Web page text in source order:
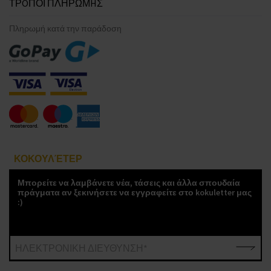
ΤΡOΠΟΙ ΠΛΗΡΩΜHΣ
Πληρωμή κατά την παράδοση
ΚΟΚΟΥΛΈΤΕΡ
Μπορείτε να λαμβάνετε νέα, τάσεις και άλλα σπουδαία
πράγματα αν ξεκινήσετε να εγγραφείτε στο kokuletter μας
:)